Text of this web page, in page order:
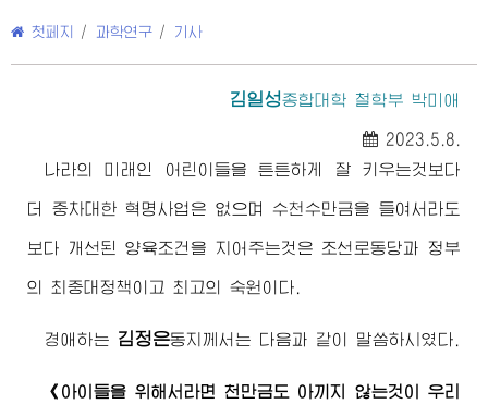
첫페지 / 과학연구 / 기사
김일성종합대학 철학부 박미애
2023.5.8.
나라의 미래인 어린이들을 튼튼하게 잘 키우는것보다
더 중차대한 혁명사업은 없으며 수천수만금을 들여서라도
보다 개선된 양육조건을 지어주는것은 조선로동당과 정부
의 최중대정책이고 최고의 숙원이다.
경애하는 김정은동지께서 는 다음과 같이 말씀하시였다.
《아이들을 위해서라면 천만금도 아끼지 않는것이 우리